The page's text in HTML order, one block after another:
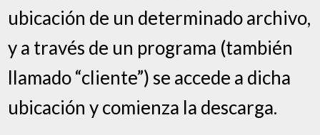
ubicación de un determinado archivo,
y a través de un programa (también
llamado “cliente”) se accede a dicha
ubicación y comienza la descarga.